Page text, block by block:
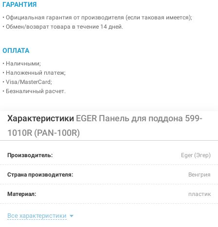
ГАРАНТИЯ
• Официальная гарантия от производителя (если таковая имеется);
• Обмен/возврат товара в течение 14 дней.
ОПЛАТА
• Наличными;
• Наложенный платеж;
• Visa/MasterCard;
• Безналичный расчет.
Характеристики EGER Панель для поддона 599-
1010R (PAN-100R)
Производитель: Eger (Эгер)
Страна производителя: Венгрия
Материал: пластик
Тип:
Все характеристики